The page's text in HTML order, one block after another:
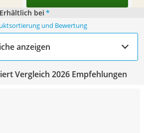
Erhältlich bei *
und Bewertung
anzeigen
Vergleich 2026 Empfehlungen